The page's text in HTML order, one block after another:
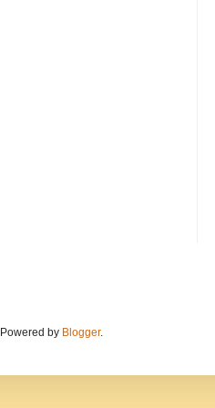
Powered by Blogger.